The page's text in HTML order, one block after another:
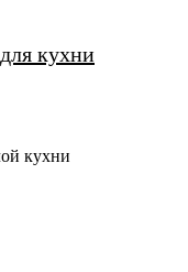
кухни